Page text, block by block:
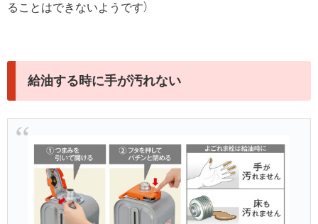
ることはできないようです）
給油する時に手が汚れない